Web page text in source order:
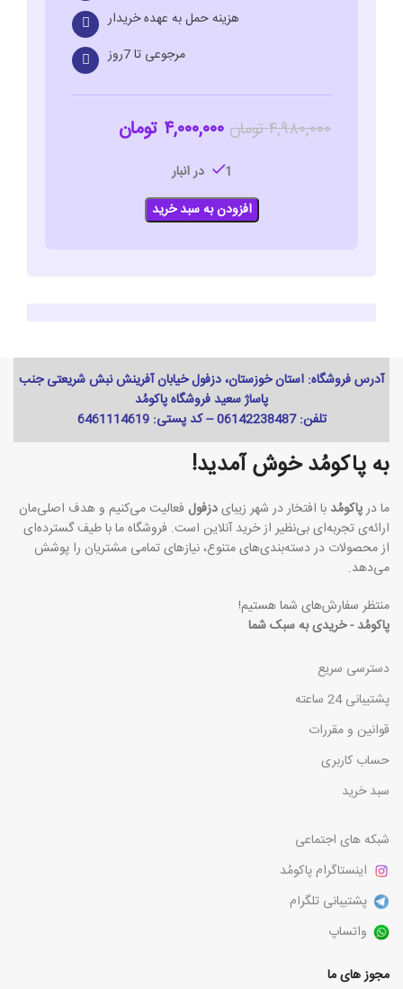
هزینه حمل به عهده خریدار
مرجوعی تا 7روز
۴,۹۸۰,۰۰۰تومان ۴,۰۰۰,۰۰۰ تومان
1 در انبار
افزودن به سبد خرید
آدرس فروشگاه: استان خوزستان، دزفول خیابان آفرینش نبش شریعتی جنب
پاساژ سعید فروشگاه پاکومُد
تلفن: 06142238487 -- کد پستی: 6461114619
به پاکومُد خوش آمدید!
ما درپاکومُد با افتخار در شهر زیبایدزفول فعالیت می‌کنیم و هدف اصلی‌مان
ارائه‌ی تجربه‌ای بی‌نظیر از خرید آنلاین است. فروشگاه ما با طیف گسترده‌ای
از محصولات در دسته‌بندی‌های متنوع، نیازهای تمامی مشتریان را پوشش
می‌دهد.
منتظر سفارش‌های شما هستیم!
پاکومُد - خریدی به سبک شما
دسترسی سریع
پشتیبانی 24 ساعته
قوانین و مقررات
حساب کاربری
سبد خرید
شبکه های اجتماعی
اینستاگرام پاکومُد
پشتیبانی تلگرام
واتساپ
مجوز های ما